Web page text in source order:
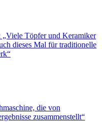
Töpfer und Keramiker
dieses Mal für traditionelle
die von
zusammenstellt“